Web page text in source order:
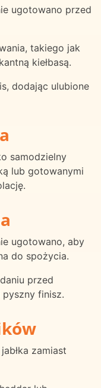
ugotowano przed
takiego jak
kiełbasą.
dodając ulubione
samodzielny
lub gotowanymi
ugotowano, aby
do spożycia.
przed
finisz.
zamiast